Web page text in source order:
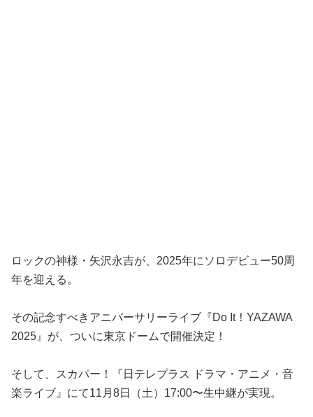
ロックの神様・矢沢永吉が、2025年にソロデビュー50周
年を迎える。
その記念すべきアニバーサリーライブ『Do It！YAZAWA
2025』が、ついに東京ドームで開催決定！
そして、スカパー！『日テレプラス ドラマ・アニメ・音
楽ライブ』にて11月8日（土）17:00〜生中継が実現。